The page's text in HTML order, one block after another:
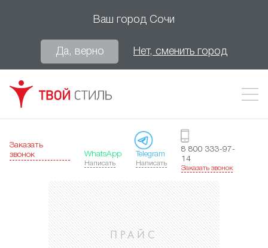
Ваш город Сочи
Да, верно Нет, сменить город
Заказать
звонок
WhatsApp
Написать
Telegram
Написать
8 800 333-97-
14
Заказать звонок
ПРАЙС